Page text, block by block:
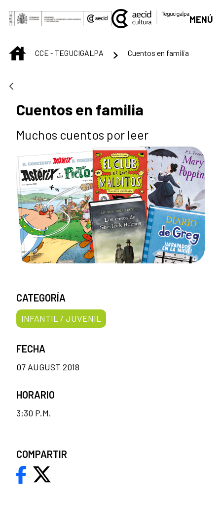
Skip to Main Content
MENÚ
INICIOCCE - TEGUCIGALPA Cuentos en familia
Cuentos en familia
Muchos cuentos por leer
CATEGORÍA
INFANTIL / JUVENIL
FECHA
07 AUGUST 2018
HORARIO
3:30 P.M.
COMPARTIR